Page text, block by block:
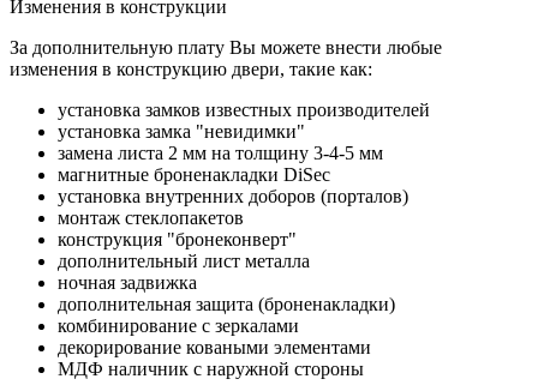
Изменения в конструкции
За дополнительную плату Вы можете внести любые
изменения в конструкцию двери, такие как:
установка замков известных производителей
установка замка "невидимки"
замена листа 2 мм на толщину 3-4-5 мм
магнитные броненакладки DiSec
установка внутренних доборов (порталов)
монтаж стеклопакетов
конструкция "бронеконверт"
дополнительный лист металла
ночная задвижка
дополнительная защита (броненакладки)
комбинирование с зеркалами
декорирование коваными элементами
МДФ наличник с наружной стороны